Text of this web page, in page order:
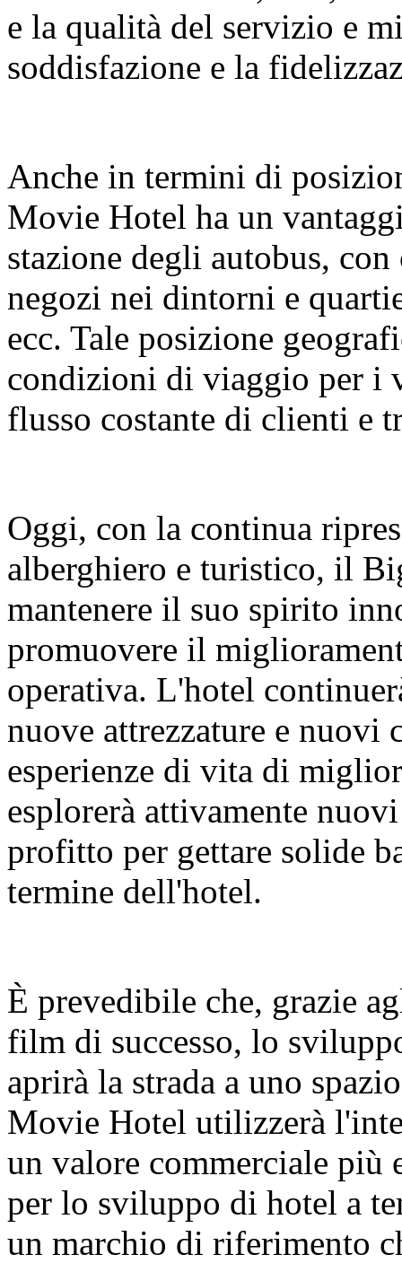
e la qualità del servizio e
soddisfazione e la
Anche in termini di
Movie Hotel ha un
stazione degli autobus,
negozi nei dintorni e
ecc. Tale posizione
condizioni di viaggio per i
flusso costante di clienti e
Oggi, con la continua
alberghiero e turistico, il
mantenere il suo spirito
promuovere il
operativa. L'hotel
nuove attrezzature e
esperienze di vita di
esplorerà attivamente
profitto per gettare solide
termine dell'hotel.
È prevedibile che, grazie
film di successo, lo
aprirà la strada a uno
Movie Hotel utilizzerà
un valore commerciale più
per lo sviluppo di hotel a
un marchio di riferimento